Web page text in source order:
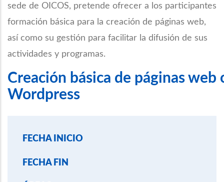
sede de OICOS, pretende ofrecer a los participantes
formación básica para la creación de páginas web,
así como su gestión para facilitar la difusión de sus
actividades y programas.
Creación básica de páginas web
Wordpress
FECHA INICIO
FECHA FIN